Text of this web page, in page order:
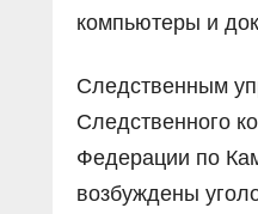
компьютеры и
Следственным
Следственного
Федерации по
возбуждены